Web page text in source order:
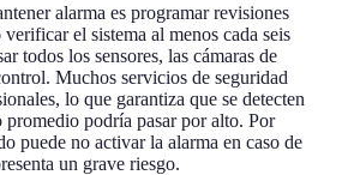
alarma es programar revisiones
verificar el sistema al menos cada seis
todos los sensores, las cámaras de
Muchos servicios de seguridad
lo que garantiza que se detecten
promedio podría pasar por alto. Por
puede no activar la alarma en caso de
un grave riesgo.